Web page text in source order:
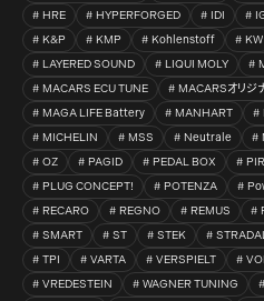
HRE
HYPERFORGED IDI
K&P
KMP Kohlenstoff KW
LAYERED SOUND
LIQUI MOLY
MACARS ECU TUNE
MACARSオリジ
MAGA LIFE Battery
MANHART
MICHELIN
MSS Neutrale
OZ
PAGID PEDAL BOX
PLUG CONCEPT!
POTENZA
RECARO
REGNO REMUS
SMART
ST STEK
TPI
VARTA VERSPIELT
VREDESTEIN
WAGNER TUNING